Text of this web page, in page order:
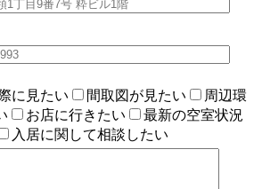
に見たい 間取図が見たい
周辺環
お店に行きたい
最新の空室状況
入居に関して相談したい